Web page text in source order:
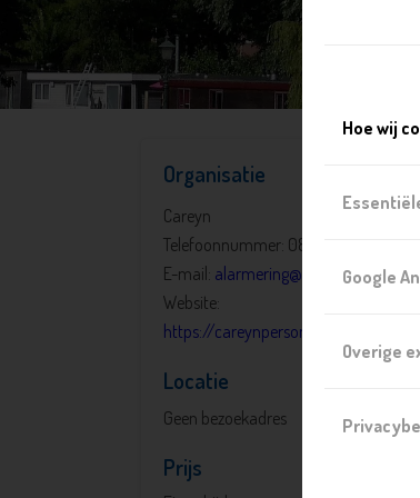
Hoe wij
Google
Overige
Organisatie
Careyn
Telefoonnummer: 088 123 9988
E-mail: alarmering@careyn.nl
Website:
https://careynpersonenalarmering.nl/
Locatie
Geen bezoekadres
Prijs